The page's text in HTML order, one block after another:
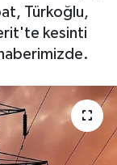
Türkoğlu,
kesinti